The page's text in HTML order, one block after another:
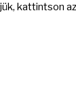
kattintson